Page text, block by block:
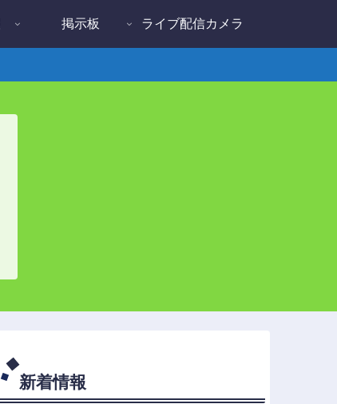
掲示板 ライブ配信カメラ
新着情報